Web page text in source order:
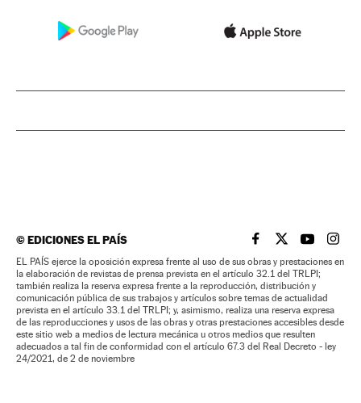
©EDICIONES EL PAÍS EL PAÍS BRASIL EN
EL PAÍSEL PAÍS
EL
EL PAÍS ejerce la oposición expresa frente al uso de sus obras y prestaciones en
la elaboración de revistas de prensa prevista en el artículo 32.1 del TRLPI;
también realiza la reserva expresa frente a la reproducción, distribución y
comunicación pública de sus trabajos y artículos sobre temas de actualidad
prevista en el artículo 33.1 del TRLPI; y, asimismo, realiza una reserva expresa
de las reproducciones y usos de las obras y otras prestaciones accesibles desde
este sitio web a medios de lectura mecánica u otros medios que resulten
adecuados a tal fin de conformidad con el artículo 67.3 del Real Decreto - ley
24/2021, de 2 de noviembre